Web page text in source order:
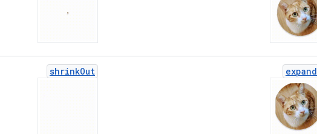
expand
shrinkOut